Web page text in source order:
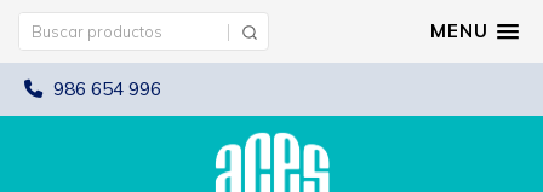
MENU
986 654 996